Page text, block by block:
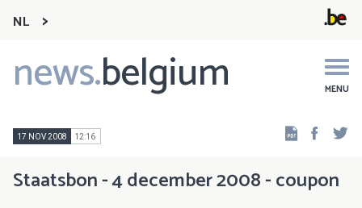
NL
news.belgium MENU
Main
navigation
17 NOV 2008 12:16
Staatsbon - 4 december 2008 - coupon